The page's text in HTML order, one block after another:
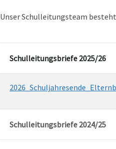
Unser Schulleitungsteam
Schulleitungsbriefe 2025/26
Schulleitungsbriefe 2024/25